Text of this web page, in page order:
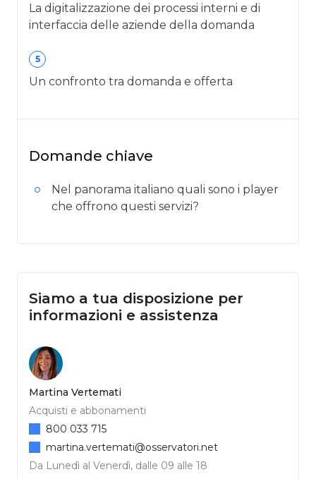
La digitalizzazione dei processi interni e di
interfaccia delle aziende della domanda
5
Un confronto tra domanda e offerta
Domande chiave
Nel panorama italiano quali sono i player
che offrono questi servizi?
Siamo a tua disposizione per
informazioni e assistenza
Martina Vertemati
Acquisti e abbonamenti
Da Lunedì al Venerdì, dalle 09 alle 18
800 033 715
martina.vertemati@osservatori.net